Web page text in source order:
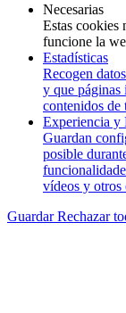
Necesarias
Estas cookies
funcione la
Estadísticas
Recogen
y que páginas
contenidos de
Experiencia y
Guardan
posible
vídeos y otros
GuardarRechazar